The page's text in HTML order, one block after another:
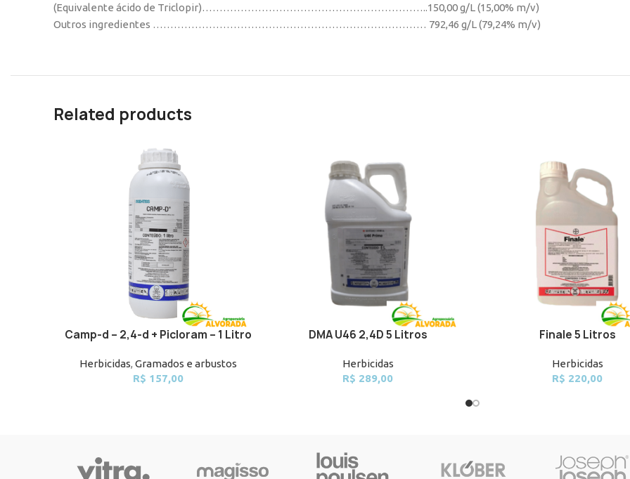
(Equivalente ácido de Triclopir)………………………………………………………..150,00 g/L (15,00% m/v)
Outros ingredientes …………………………………………………………………… 792,46 g/L (79,24% m/v)
Related products
ADD TO CART
Camp-d – 2,4-d + Picloram – 1 Litro
Herbicidas, Gramados e arbustos
R$ 157,00
ADD TO CARTDMA U46 2,4D 5 Litros
Herbicidas
R$ 289,00
ADD TO CARTFinale 5 Litros
Herbicidas
R$ 220,00